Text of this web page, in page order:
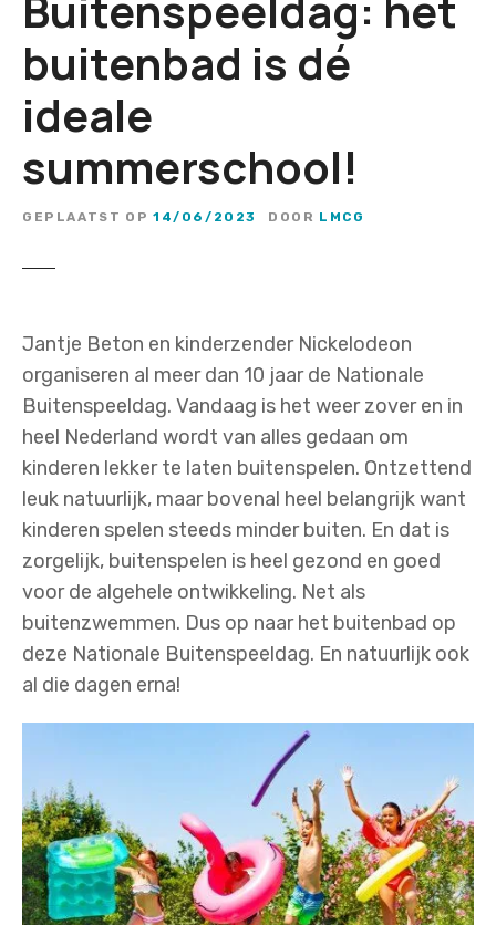
buitenbad is dé
ideale
summerschool!
GEPLAATST OP 14/06/2023 DOOR LMCG
Jantje Beton en kinderzender Nickelodeon
organiseren al meer dan 10 jaar de Nationale
Buitenspeeldag. Vandaag is het weer zover en in
heel Nederland wordt van alles gedaan om
kinderen lekker te laten buitenspelen. Ontzettend
leuk natuurlijk, maar bovenal heel belangrijk want
kinderen spelen steeds minder buiten. En dat is
zorgelijk, buitenspelen is heel gezond en goed
voor de algehele ontwikkeling. Net als
buitenzwemmen. Dus op naar het buitenbad op
deze Nationale Buitenspeeldag. En natuurlijk ook
al die dagen erna!